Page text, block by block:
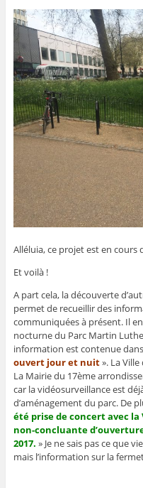
Alléluia, ce projet est en cours
Et voilà !
A part cela, la découverte
permet de recueillir des
communiquées à présent. Il
nocturne du Parc Martin
information est contenue
ouvert jour et nuit». La
La Mairie du 17ème
car la vidéosurveillance est
d’aménagement du parc. De
été prise de concert avec
non-concluante
2017. » Je ne sais pas ce que
mais l’information sur la